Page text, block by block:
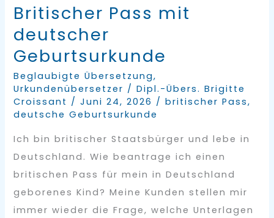
Britischer Pass mit
deutscher
Geburtsurkunde
Beglaubigte Übersetzung,
Urkundenübersetzer /Dipl.-Übers. Brigitte
Croissant /Juni 24, 2026 /britischer Pass,
deutsche Geburtsurkunde
Ich bin britischer Staatsbürger und lebe in
Deutschland. Wie beantrage ich einen
britischen Pass für mein in Deutschland
geborenes Kind? Meine Kunden stellen mir
immer wieder die Frage, welche Unterlagen
Britischer
Pass
deutscher
Geburtsurkunde